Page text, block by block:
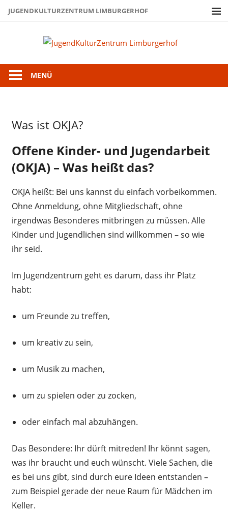
ZumJUGENDKULTURZENTRUM LIMBURGERHOF
MENÜ
Juz-
Kinder
Was ist OKJA?
Offene Kinder- und Jugendarbeit
(OKJA) – Was heißt das?
OKJA heißt: Bei uns kannst du einfach vorbeikommen.
Ohne Anmeldung, ohne Mitgliedschaft, ohne
irgendwas Besonderes mitbringen zu müssen. Alle
Kinder und Jugendlichen sind willkommen – so wie
ihr seid.
Im Jugendzentrum geht es darum, dass ihr Platz
habt:
um Freunde zu treffen,
um kreativ zu sein,
um Musik zu machen,
um zu spielen oder zu zocken,
oder einfach mal abzuhängen.
Das Besondere: Ihr dürft mitreden! Ihr könnt sagen,
was ihr braucht und euch wünscht. Viele Sachen, die
es bei uns gibt, sind durch eure Ideen entstanden –
zum Beispiel gerade der neue Raum für Mädchen im
Keller.